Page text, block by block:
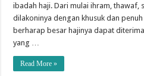
ibadah haji. Dari mulai ihram, thawaf,
dilakoninya dengan khusuk dan
berharap besar hajinya dapat
yang …
Read More »